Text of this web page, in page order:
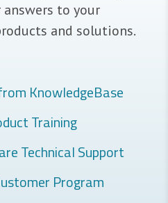
to your
and solutions.
KnowledgeBase
Training
Technical Support
Program